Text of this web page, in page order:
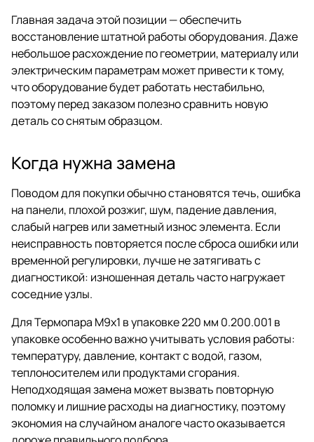
Главная задача этой позиции — обеспечить
восстановление штатной работы оборудования. Даже
небольшое расхождение по геометрии, материалу или
электрическим параметрам может привести к тому,
что оборудование будет работать нестабильно,
поэтому перед заказом полезно сравнить новую
деталь со снятым образцом.
Когда нужна замена
Поводом для покупки обычно становятся течь, ошибка
на панели, плохой розжиг, шум, падение давления,
слабый нагрев или заметный износ элемента. Если
неисправность повторяется после сброса ошибки или
временной регулировки, лучше не затягивать с
диагностикой: изношенная деталь часто нагружает
соседние узлы.
Для Термопара М9х1 в упаковке 220 мм 0.200.001 в
упаковке особенно важно учитывать условия работы:
температуру, давление, контакт с водой, газом,
теплоносителем или продуктами сгорания.
Неподходящая замена может вызвать повторную
поломку и лишние расходы на диагностику, поэтому
экономия на случайном аналоге часто оказывается